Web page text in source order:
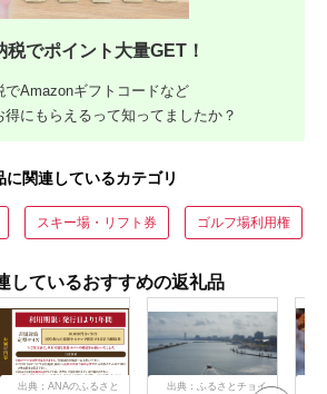
税でポイント大量GET！
でAmazonギフトコードなど
得にもらえるって知ってましたか？
関連しているカテゴリ
スキー場・リフト券 ゴルフ場利用権
しているおすすめの返礼品
出典：ANAのふるさと
出典：ふるさとチョイ